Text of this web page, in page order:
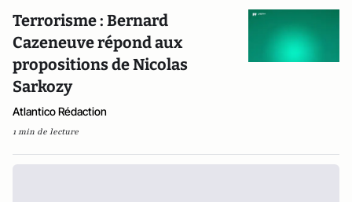
Terrorisme : Bernard
Cazeneuve répond aux
propositions de Nicolas
Sarkozy
Atlantico Rédaction
1 min de lecture